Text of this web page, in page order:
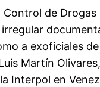
de
a exoficiales
Martín
Interpol en